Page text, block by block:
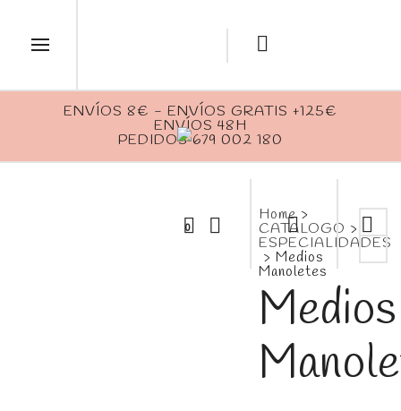
0
ENVÍOS 8€ - ENVÍOS GRATIS +125€
ENVÍOS 48H
PEDIDOS 679 002 180
Home >
CATALOGO >
ESPECIALIDADES
> Medios
Manoletes
Medios